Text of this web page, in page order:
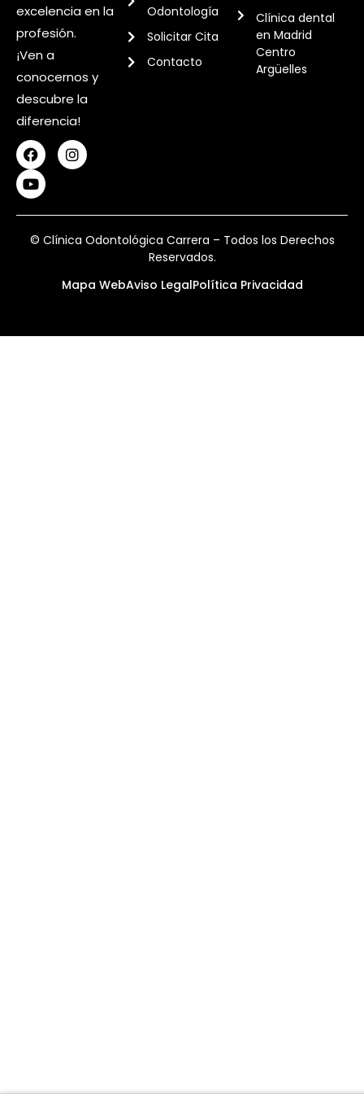
excelencia en la
profesión.
¡Ven a
conocernos y
descubre la
diferencia!
Odontología
Solicitar Cita
Contacto
Clínica dental
en Madrid
Centro
Argüelles
© Clínica Odontológica Carrera – Todos los Derechos
Reservados.
Mapa WebAviso LegalPolítica Privacidad